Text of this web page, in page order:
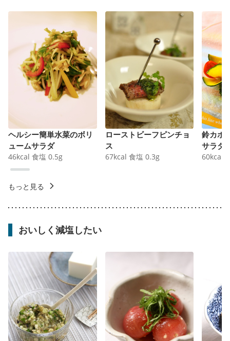
ヘルシー簡単水菜のボリ
ュームサラダ
46kcal 食塩 0.5g
ローストビーフピンチョ
ス
67kcal 食塩 0.3g
鈴カボ
サラダ
60kcal
もっと見る
おいしく減塩したい